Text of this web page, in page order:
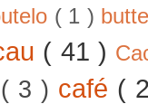
( 1 )
( 41 )
( 3 ) café (